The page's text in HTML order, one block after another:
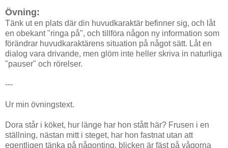
Övning:
Tänk ut en plats där din huvudkaraktär befinner sig, och låt
en obekant "ringa på", och tillföra någon ny information som
förändrar huvudkaraktärens situation på något sätt. Låt en
dialog vara drivande, men glöm inte heller skriva in naturliga
"pauser" och rörelser.
---
Ur min övningstext.
Dora står i köket, hur länge har hon stått här? Frusen i en
ställning, nästan mitt i steget, har hon fastnat utan att
egentligen tänka på någonting, blicken är fäst på vågorna